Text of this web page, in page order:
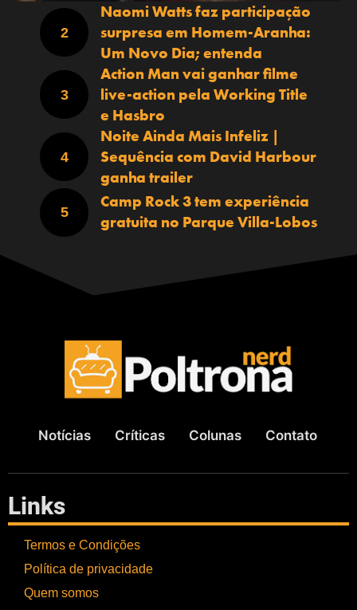
Naomi Watts faz participação
surpresa em Homem-Aranha:
Um Novo Dia; entenda
Action Man vai ganhar filme
live-action pela Working Title
e Hasbro
Noite Ainda Mais Infeliz |
Sequência com David Harbour
ganha trailer
Camp Rock 3 tem experiência
gratuita no Parque Villa-Lobos
Notícias Críticas Colunas Contato
Links
Termos e Condições
Política de privacidade
Quem somos